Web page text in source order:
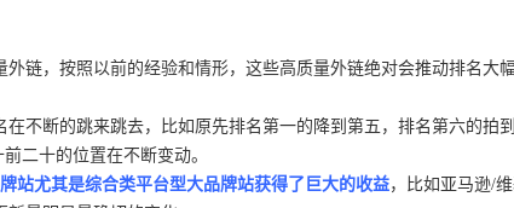
链，按照以前的经验和情形，这些高质量外链绝对会推动排名
不断的跳来跳去，比如原先排名第一的降到第五，排名第六的
二十的位置在不断变动。
站尤其是综合类平台型大品牌站获得了巨大的收益，比如亚马逊/